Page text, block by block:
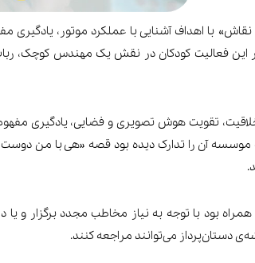
با اهداف آشنایی با عملکرد موتور، یادگیری
این فعالیت کودکان در نقش یک مهندس کوچک،
تقویت هوش تصویری و فضایی، یادگیری
موسسه آن را تدارک دیده بود قصه «هی با من
بود با توجه به نیاز مخاطب مجدد برگزار و یا
دستان‌پرداز می‌توانند مراجعه کنند.